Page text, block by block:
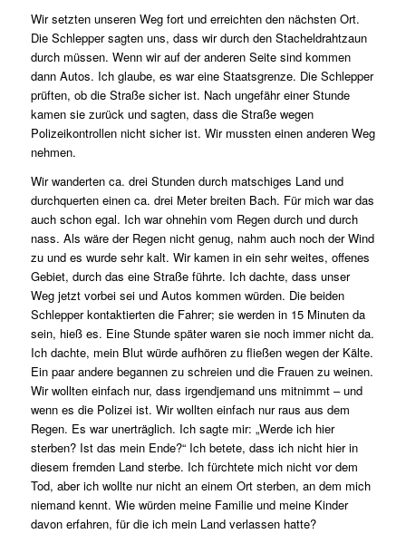
Wir setzten unseren Weg fort und erreichten den nächsten Ort.
Die Schlepper sagten uns, dass wir durch den Stacheldrahtzaun
durch müssen. Wenn wir auf der anderen Seite sind kommen
dann Autos. Ich glaube, es war eine Staatsgrenze. Die Schlepper
prüften, ob die Straße sicher ist. Nach ungefähr einer Stunde
kamen sie zurück und sagten, dass die Straße wegen
Polizeikontrollen nicht sicher ist. Wir mussten einen anderen Weg
nehmen.
Wir wanderten ca. drei Stunden durch matschiges Land und
durchquerten einen ca. drei Meter breiten Bach. Für mich war das
auch schon egal. Ich war ohnehin vom Regen durch und durch
nass. Als wäre der Regen nicht genug, nahm auch noch der Wind
zu und es wurde sehr kalt. Wir kamen in ein sehr weites, offenes
Gebiet, durch das eine Straße führte. Ich dachte, dass unser
Weg jetzt vorbei sei und Autos kommen würden. Die beiden
Schlepper kontaktierten die Fahrer; sie werden in 15 Minuten da
sein, hieß es. Eine Stunde später waren sie noch immer nicht da.
Ich dachte, mein Blut würde aufhören zu fließen wegen der Kälte.
Ein paar andere begannen zu schreien und die Frauen zu weinen.
Wir wollten einfach nur, dass irgendjemand uns mitnimmt – und
wenn es die Polizei ist. Wir wollten einfach nur raus aus dem
Regen. Es war unerträglich. Ich sagte mir: „Werde ich hier
sterben? Ist das mein Ende?“ Ich betete, dass ich nicht hier in
diesem fremden Land sterbe. Ich fürchtete mich nicht vor dem
Tod, aber ich wollte nur nicht an einem Ort sterben, an dem mich
niemand kennt. Wie würden meine Familie und meine Kinder
davon erfahren, für die ich mein Land verlassen hatte?